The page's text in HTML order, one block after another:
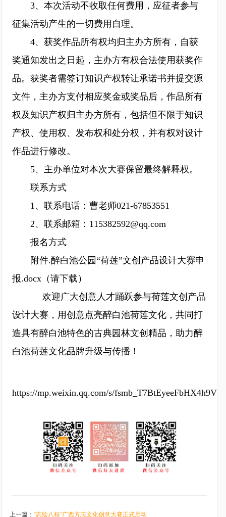
3、本次活动不收取任何费用，应征者参与
征集活动产生的一切费用自理。
4、获奖作品所有权均归主办方所有，自获
奖通知发出之日起，主办方有权合法使用获奖作
品。获奖者需签订知识产权转让承诺书并提交源
文件，主办方支付相应奖金或奖品后，作品所有
权及知识产权归主办方所有，包括但不限于知识
产权、使用权、发布权和处分权，并有权对设计
作品进行修改。
5、主办单位对本次大赛保留最终解释权。
联系方式
1、联系电话：曹老师021-67853551
2、联系邮箱：115382592@qq.com
报名方式
附件.醉白池公园“荷莲”文创产品设计大赛申
报.docx（请下载）
欢迎广大创意人才踊跃参与荷莲文创产品
设计大赛，用创意点亮醉白池荷莲文化，共同打
造具有醉白池特色的古典园林文创精品，助力醉
白池荷莲文化品牌升级与传播！
https://mp.weixin.qq.com/s/fsmb_T7BtEyeeFbHX4h9VQ
上一篇： “志绘八桂”广西方志文化创意大赛正式启动